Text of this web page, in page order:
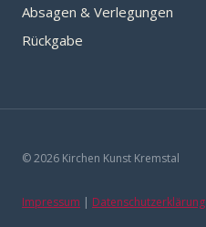
Absagen & Verlegungen
Rückgabe
© 2026 Kirchen Kunst Kremstal
Impressum | Datenschutzerklärung